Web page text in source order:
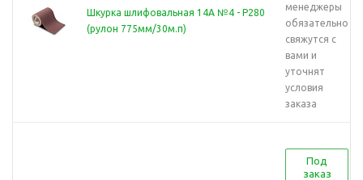
Шкурка шлифовальная 14А №4 - Р280
(рулон 775мм/30м.п)
менеджеры
обязательно
свяжутся с
вами и
уточнят
условия
заказа
Под
заказ